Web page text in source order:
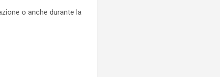
o anche durante la